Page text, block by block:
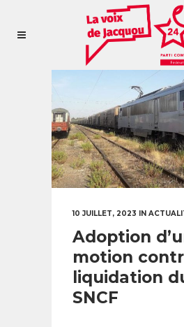
10 JUILLET, 2023 IN
Adoption
motion
liquidation
SNCF